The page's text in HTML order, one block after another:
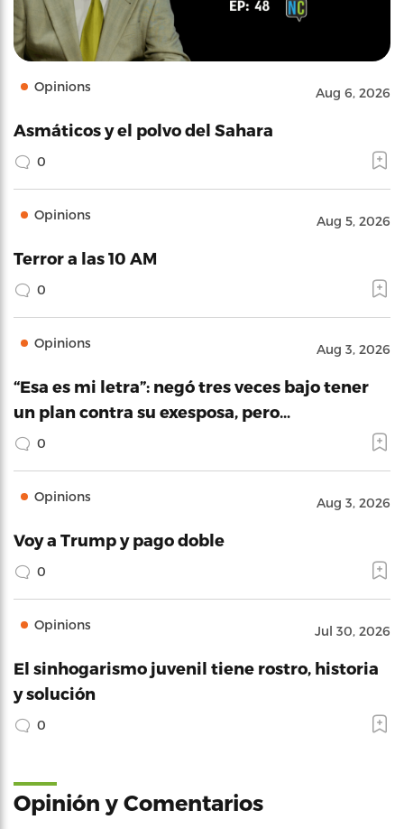
Opinions Aug 6, 2026
Asmáticos y el polvo del Sahara
0
Opinions Aug 5, 2026
Terror a las 10 AM
0
Opinions Aug 3, 2026
“Esa es mi letra”: negó tres veces bajo tener
un plan contra su exesposa, pero…
0
Opinions Aug 3, 2026
Voy a Trump y pago doble
0
Opinions Jul 30, 2026
El sinhogarismo juvenil tiene rostro, historia
y solución
0
Opinión y Comentarios